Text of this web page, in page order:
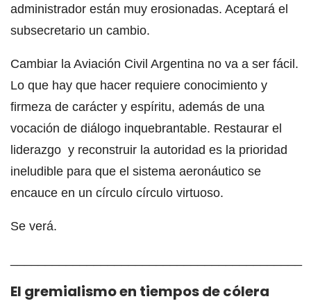
administrador están muy erosionadas. Aceptará el
subsecretario un cambio.
Cambiar la Aviación Civil Argentina no va a ser fácil.
Lo que hay que hacer requiere conocimiento y
firmeza de carácter y espíritu, además de una
vocación de diálogo inquebrantable. Restaurar el
liderazgo y reconstruir la autoridad es la prioridad
ineludible para que el sistema aeronáutico se
encauce en un círculo círculo virtuoso.
Se verá.
El gremialismo en tiempos de cólera